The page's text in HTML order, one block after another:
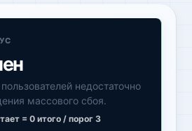
недостаточно
массового сбоя.
= 0 итого / порог 3